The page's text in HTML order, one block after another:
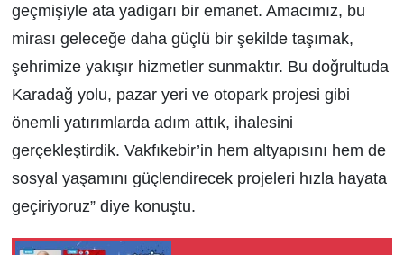
geçmişiyle ata yadigarı bir emanet. Amacımız, bu
mirası geleceğe daha güçlü bir şekilde taşımak,
şehrimize yakışır hizmetler sunmaktır. Bu doğrultuda
Karadağ yolu, pazar yeri ve otopark projesi gibi
önemli yatırımlarda adım attık, ihalesini
gerçekleştirdik. Vakfıkebir’in hem altyapısını hem de
sosyal yaşamını güçlendirecek projeleri hızla hayata
geçiriyoruz” diye konuştu.